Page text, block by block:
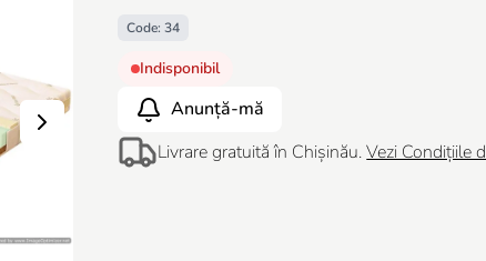
Code: 34
Indisponibil
Anunță-mă
Livrare gratuită în Chișinău.Vezi Condițiile